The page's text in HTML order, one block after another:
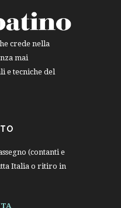
crede nella
mai
e tecniche del
(contanti e
Italia o ritiro in